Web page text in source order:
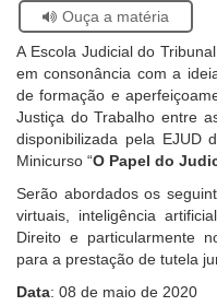
Contato
Se
estiver
usando
leitor
de
tela,
ignore
este
botão.
Ele
é
recurso
de
Ouça a matéria
A Escola Judicial do
em consonância com a
de formação e
Justiça do Trabalho entre
disponibilizada pela EJUD
Minicurso “O Papel do
Serão abordados os
virtuais, inteligência
Direito e particularmente
para a prestação de tutela
Data: 08 de maio de 2020